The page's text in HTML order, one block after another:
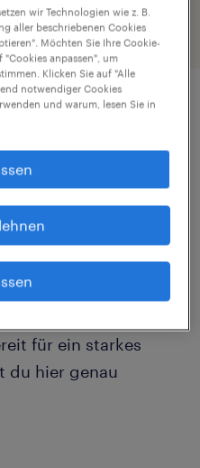
mit echter
der
namenhaften
wir verlässliche
Wenn du ein
für ein starkes
du hier genau
wir Technologien wie z. B.
aller beschriebenen Cookies
Möchten Sie Ihre Cookie-
"Cookies anpassen", um
Klicken Sie auf "Alle
notwendiger Cookies
und warum, lesen Sie in